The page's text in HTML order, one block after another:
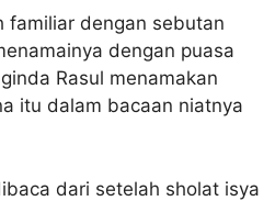
familiar dengan sebutan
dengan puasa
Rasul menamakan
itu dalam bacaan niatnya
dari setelah sholat isya